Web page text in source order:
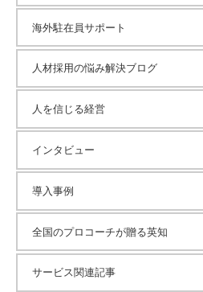
海外駐在員サポート
人材採用の悩み解決ブログ
人を信じる経営
インタビュー
導入事例
全国のプロコーチが贈る英知
サービス関連記事